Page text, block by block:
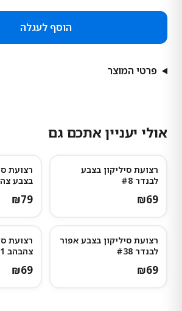
הוסף לעגלה
פרטי המוצר
אולי יעניין אתכם גם
רצועת סיליקון בצבע
לבנדר #8
₪69
רצועת
בצבע
₪79
רצועת סיליקון בצבע אפור
לבנדר #38
₪69
רצועת
צהבהב #51
₪69